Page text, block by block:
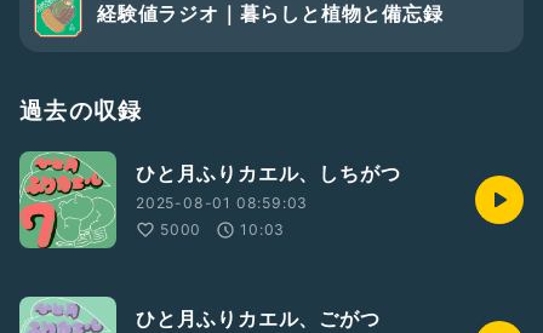
🐍：ことしの目標
└月１収録
└ホームページ絵日記定期更新（６月〜８月）
└グッズ制作（９月〜１２月）
︙
└（YouTube更新）
└（Radiotalkイベントでなにか（？）達成）
#備忘録 #フリートーク #ひとり語り
経験値ラジオ｜暮らしと植物と備忘録
過去の収録
ひと月ふりカエル、しちがつ
2025-08-01 08:59:03
5000
10:03
ひと月ふりカエル、ごがつ